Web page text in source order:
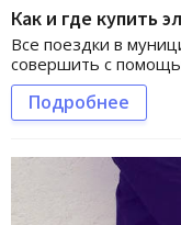
Как и где купить
Все поездки в
совершить с
Подробнее